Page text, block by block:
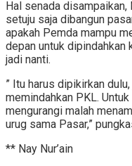
Hal senada disampaikan,
setuju saja dibangun
apakah Pemda mampu
depan untuk dipindahkan
jadi nanti.
” Itu harus dipikirkan
memindahkan PKL.
mengurangi malah
urug sama Pasar,”
** Nay Nur’ain